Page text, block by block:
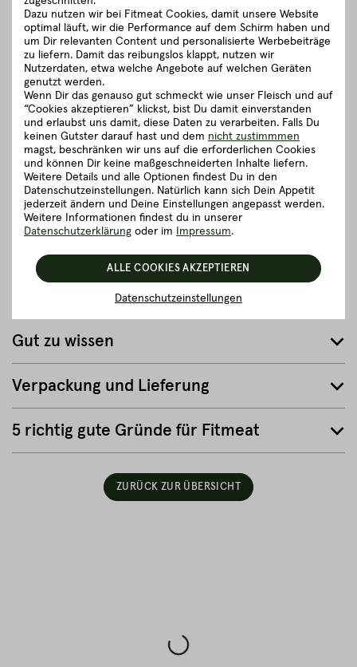
zeichnet sich das Fleisch zudem durch eine besondere
Marmorierung aus, die den Geschmack zusätzlich begünstigt.
Diese erstklassige Marmorierung, also die Einlagerung von Fett
im Muskel, entsteht aufgrund des sehr langsamen Wachstums
der Kalbinnen. Somit besticht das Rinderfilet zum einen durch
die bemerkenswerte Zartheit, zum anderen durch das
intensive und vollmundige Aroma.
schließen
Zubereitungsempfehlung
Herkunft und Haltung
Details zum Artikel ”Rinderfilet von der
Kalbin - 500g”
Gut zu wissen
Verpackung und Lieferung
5 richtig gute Gründe für Fitmeat
ZURÜCK ZUR ÜBERSICHT
Dazu nutzen wir bei Fitmeat Cookies, damit unsere Website
optimal läuft, wir die Performance auf dem Schirm haben und
um Dir relevanten Content und personalisierte Werbebeiträge
zu liefern. Damit das reibungslos klappt, nutzen wir
Nutzerdaten, etwa welche Angebote auf welchen Geräten
genutzt werden.
Wenn Dir das genauso gut schmeckt wie unser Fleisch und auf
“Cookies akzeptieren” klickst, bist Du damit einverstanden
und erlaubst uns damit, diese Daten zu verarbeiten. Falls Du
keinen Gutster darauf hast und dem nicht zustimmmen
magst, beschränken wir uns auf die erforderlichen Cookies
und können Dir keine maßgeschneiderten Inhalte liefern.
Weitere Details und alle Optionen findest Du in den
Datenschutzeinstellungen. Natürlich kann sich Dein Appetit
jederzeit ändern und Deine Einstellungen angepasst werden.
Weitere Informationen findest du in unserer
Datenschutzerklärung oder im Impressum.
Datenschutzeinstellungen
ALLE COOKIES AKZEPTIEREN